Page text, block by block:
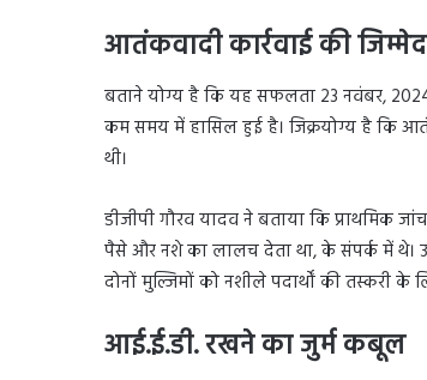
आतंकवादी कार्रवाई की
बताने योग्य है कि यह सफलता 23 नवंबर,
कम समय में हासिल हुई है। जिक्रयोग्य है कि
थी।
डीजीपी गौरव यादव ने बताया कि प्राथमिक
पैसे और नशे का लालच देता था, के संपर्क में थे।
दोनों मुल्जिमों को नशीले पदार्थों की तस्करी के
आई.ई.डी. रखने का जुर्म कबूल